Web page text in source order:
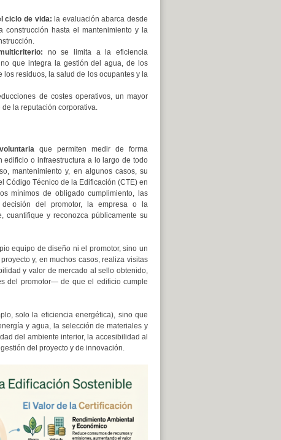
ciclo de vida: la evaluación abarca desde
construcción hasta el mantenimiento y la
no se limita a la eficiencia
que integra la gestión del agua, de los
los residuos, la salud de los ocupantes y la
de costes operativos, un mayor
la reputación corporativa.
que permiten medir de forma
o infraestructura a lo largo de todo
mantenimiento y, en algunos casos, su
Código Técnico de la Edificación (CTE) en
mínimos de obligado cumplimiento, las
del promotor, la empresa o la
cuantifique y reconozca públicamente su
equipo de diseño ni el promotor, sino un
y, en muchos casos, realiza visitas
y valor de mercado al sello obtenido,
del promotor— de que el edificio cumple
solo la eficiencia energética), sino que
y agua, la selección de materiales y
del ambiente interior, la accesibilidad al
del proyecto y de innovación.